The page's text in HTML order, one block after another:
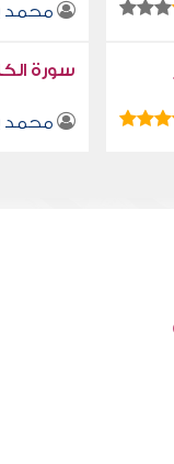
محمد
سورة
محمد